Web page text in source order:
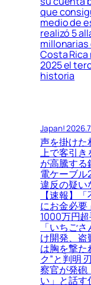
que
medio de
realizó 5
Costa
2025 el
historia
Japan!
声を掛けた
上で客引き
が高騰する
電ケーブル
違反の疑い
【速報】
にお金必要
1000万円
「いちご
け開発、盗
は胸を撃た
ク”と判明
察官が発砲
い」と話す